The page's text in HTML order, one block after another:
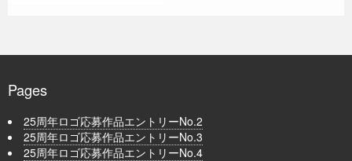
Pages
25周年ロゴ応募作品エントリーNo.2
25周年ロゴ応募作品エントリーNo.3
25周年ロゴ応募作品エントリーNo.4